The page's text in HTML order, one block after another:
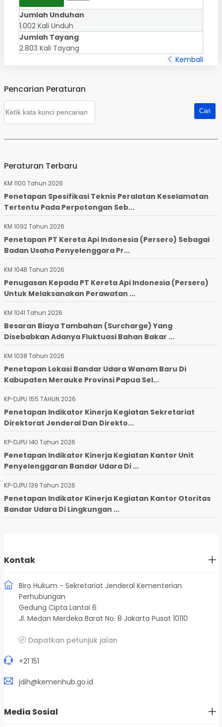
Jumlah Unduhan
1.002 Kali Unduh
Jumlah Tayang
2.803 Kali Tayang
Kembali
Pencarian Peraturan
Peraturan Terbaru
KM 1100 Tahun 2026
Penetapan Spesifikasi Teknis Peralatan Keselamatan
Tertentu Pada Perpotongan Seb...
KM 1092 Tahun 2026
Penetapan PT Kereta Api Indonesia (Persero) Sebagai
Badan Usaha Penyelenggara Pr...
KM 1048 Tahun 2026
Penugasan Kepada PT Kereta Api Indonesia (Persero)
Untuk Melaksanakan Perawatan ...
KM 1041 Tahun 2026
Besaran Biaya Tambahan (Surcharge) Yang
Disebabkan Adanya Fluktuasi Bahan Bakar ...
KM 1038 Tahun 2026
Penetapan Lokasi Bandar Udara Wanam Baru Di
Kabupaten Merauke Provinsi Papua Sel...
KP-DJPU 155 TAHUN 2026
Penetapan Indikator Kinerja Kegiatan Sekretariat
Direktorat Jenderal Dan Direkto...
KP-DJPU 140 Tahun 2026
Penetapan Indikator Kinerja Kegiatan Kantor Unit
Penyelenggaran Bandar Udara Di ...
KP-DJPU 139 Tahun 2026
Penetapan Indikator Kinerja Kegiatan Kantor Otoritas
Bandar Udara Di Lingkungan ...
Kontak
Biro Hukum - Sekretariat Jenderal Kementerian
Perhubungan
Gedung Cipta Lantai 6
Jl. Medan Merdeka Barat No. 8 Jakarta Pusat 10110
Dapatkan petunjuk jalan
+21 151
jdih@kemenhub.go.id
Media Sosial